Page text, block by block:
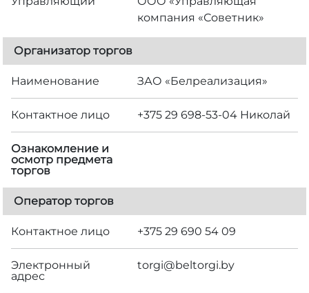
компания «Советник»
Организатор торгов
Наименование ЗАО «Белреализация»
Контактное лицо +375 29 698-53-04 Николай
Ознакомление и
осмотр предмета
торгов
Оператор торгов
Контактное лицо +375 29 690 54 09
Электронный
адрес
torgi@beltorgi.by